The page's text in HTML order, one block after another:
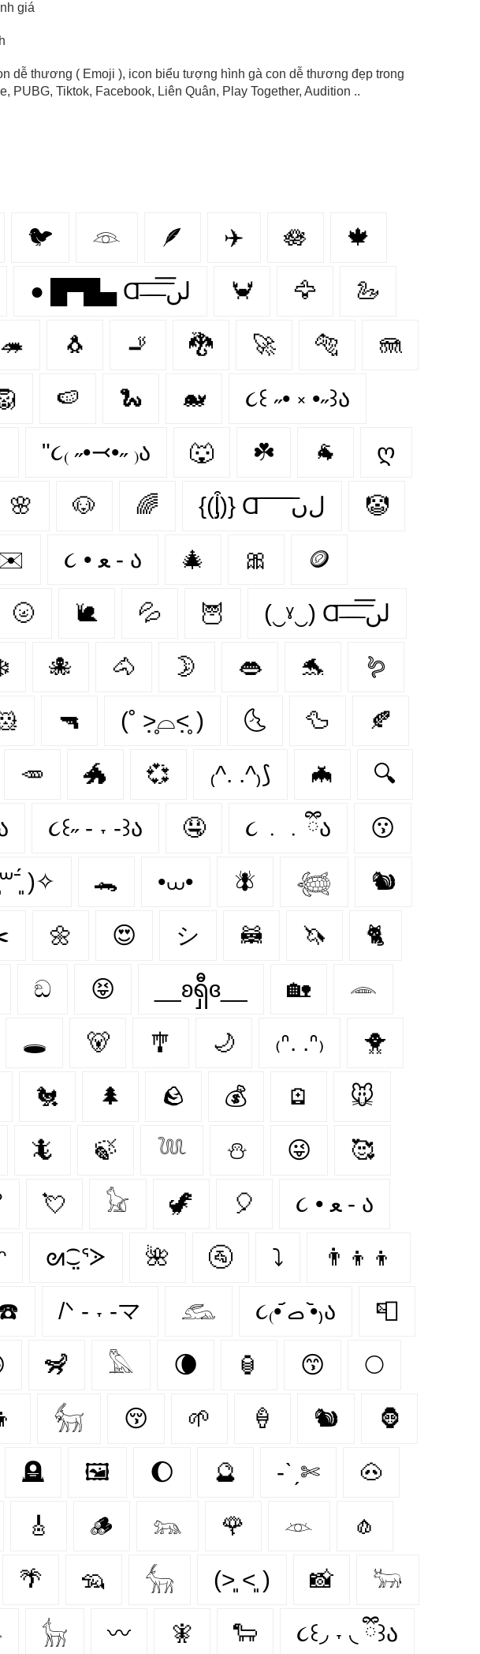
giá
dễ thương ( Emoji ), icon biểu tượng hình gà con dễ thương đẹp trong
PUBG, Tiktok, Facebook, Liên Quân, Play Together, Audition ..
🐦 𓁻 🪶 ✈️ 🪷 🍁
● █▀█▄ Ɑ͞ ̶͞ ̶͞ ̶͞ لں͞ 🦀 🦅 🦢
🦔 🐧 🚬 🐉 🚀 🐅 🪼
🍉 🐍 🐋 ૮꒰ ˶• ༝ •˶꒱ა
"૮₍ ˶•⤙•˶ ₎ა 🐺 ☘️ 🐐 ღ
🌸 🐶 🌈 {(ᶅ͒)} Ɑ͞ ͞ ͞ ͞ ͞ ﻝﮞ 🤡
✉️ ૮ • ﻌ - ა 🎄 🎀 🪙
🌝 🐌 💦 🦉 (‿ˠ‿) Ɑ͞ ̶͞ ̶͞ ̶͞ لں͞
🐙 🐴 🌛 👄 🐬 🪱
🔫 (˚ ˃̣̣̥⌓˂̣̣̥ ) 🌜 🦆 🍂
🥕 🐲 💞 ₍^. .^₎⟆ 🦇 🔍
૮꒰˶ - ˕ -꒱ა 🤤 ૮ ․ ․ ྀིა 😗
)✧ 🐊 •⩊• 🪰 𓆉 🐿️
🌼 😍 シ 🦝 🦄 🐈‍
ඞ 😝 __ʚရှီɞ__ 🏡 𓂎
🕳️ 🐻‍ 🎐 🌙 ₍ᐢ. .ᐢ₎ 🐥
🐔 🌲 🪨 💰 🪫 🐭
🦎 🍃 𓆙 ⛄ 😜 🥰
💘 𓃠 🦖 🎈 ૮ • ﻌ - ა⁩
ᘛ⁐̤ᕐᐷ 🌺 🚰 ⤵ 👨‍👦‍👦
/ᐠ - ˕ -マ 𓃹 ૮₍•᷄ ࡇ •᷅₎ა 📮
🦨 𓅓 🌘 🏮 😙 🌕
𓃶 😚 🌱 🍦 🐿 🦍
🪦 🖼️ 🌔 🔮 -ˋˏ✄ 🐽
🎸 🪵 𓃬 🌹 𓁺 🧄
🌴 🦡 𓃲 (˃͈ ˂͈ ) 📸 𓃽
𓃴 〰️ 🧚 🐑 ૮꒰◞ ˕ ◟ ྀི꒱ა